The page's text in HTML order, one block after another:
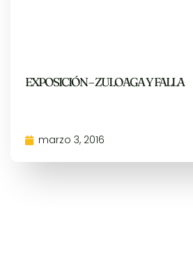
EXPOSICIÓN – ZULOAGA Y FALLA
marzo 3, 2016